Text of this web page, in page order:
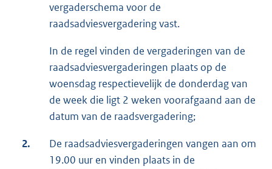
vergaderschema voor de
raadsadviesvergadering vast.
In de regel vinden de vergaderingen van de
raadsadviesvergaderingen plaats op de
woensdag respectievelijk de donderdag van
de week die ligt 2 weken voorafgaand aan de
datum van de raadsvergadering;
2.
De raadsadviesvergaderingen vangen aan om
19.00 uur en vinden plaats in de